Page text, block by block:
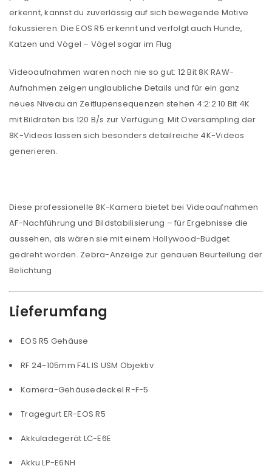
ANMELDEN
erkennt, kannst du zuverlässig auf sich bewegende Motive
fokussieren. Die EOS R5 erkennt und verfolgt auch Hunde,
Katzen und Vögel – Vögel sogar im Flug
Videoaufnahmen waren noch nie so gut: 12 Bit 8K RAW-
Aufnahmen zeigen unglaubliche Details und für ein ganz
neues Niveau an Zeitlupensequenzen stehen 4:2:2 10 Bit 4K
mit Bildraten bis 120 B/s zur Verfügung. Mit Oversampling der
8K-Videos lassen sich besonders detailreiche 4K-Videos
generieren.
Diese professionelle 8K-Kamera bietet bei Videoaufnahmen
AF-Nachführung und Bildstabilisierung – für Ergebnisse die
aussehen, als wären sie mit einem Hollywood-Budget
gedreht worden. Zebra-Anzeige zur genauen Beurteilung der
Belichtung
Lieferumfang
EOS R5 Gehäuse
RF 24-105mm F4L IS USM Objektiv
Kamera-Gehäusedeckel R-F-5
Tragegurt ER-EOS R5
Akkuladegerät LC-E6E
Akku LP-E6NH